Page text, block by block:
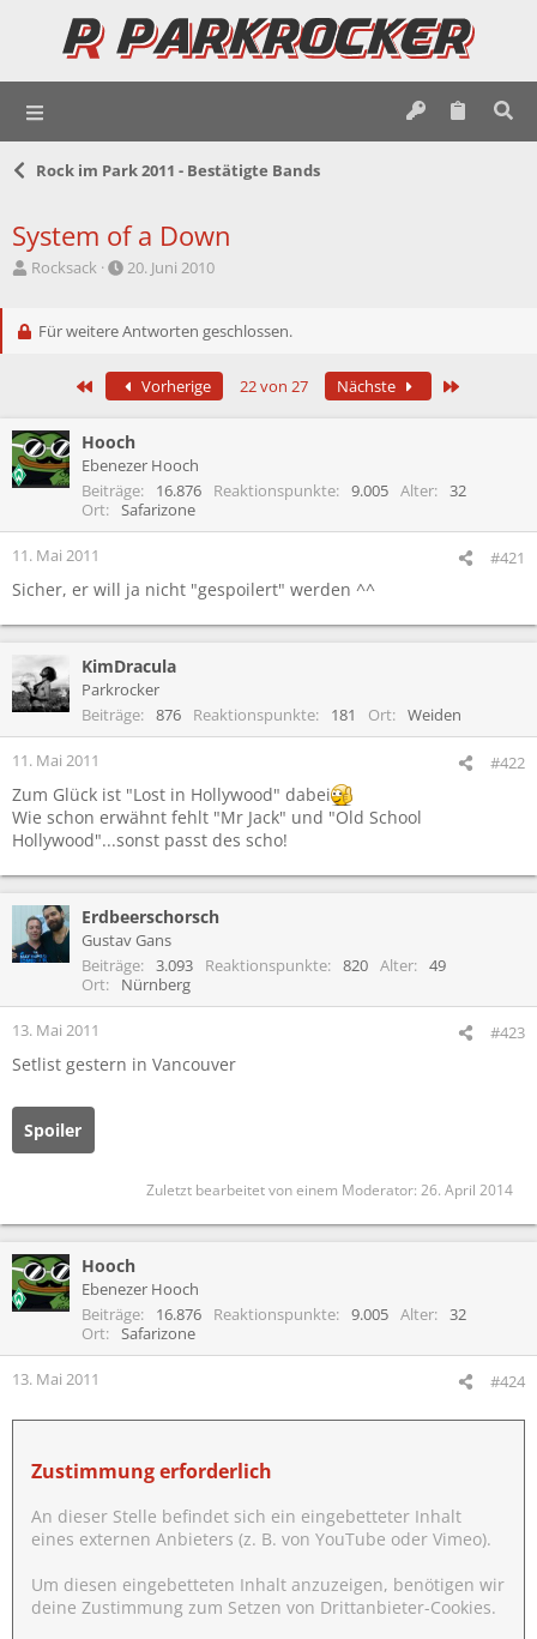
Rock im Park 2011 - Bestätigte Bands
System of a Down
E
t
r
Rocksack
E
t
l
l
a
m
20. Juni 2010
Für weitere Antworten geschlossen.
Erste Vorherige 22 von 27 Nächste
Hooch
Ebenezer Hooch
Beiträge
16.876 Reaktionspunkte 9.005 Alter
32
Ort
Safarizone
11. Mai 2011 #421
Sicher, er will ja nicht "gespoilert" werden ^^
KimDracula
Parkrocker
Beiträge
876 Reaktionspunkte 181 Ort Weiden
11. Mai 2011 #422
Zum Glück ist "Lost in Hollywood" dabei
Wie schon erwähnt fehlt "Mr Jack" und "Old School
Hollywood"...sonst passt des scho!
Erdbeerschorsch
Gustav Gans
Beiträge
3.093 Reaktionspunkte 820 Alter
49
Ort
Nürnberg
13. Mai 2011 #423
Setlist gestern in Vancouver
Spoiler
Zuletzt bearbeitet von einem Moderator: 26. April 2014
Hooch
Ebenezer Hooch
Beiträge
16.876 Reaktionspunkte 9.005 Alter
32
Ort
Safarizone
13. Mai 2011 #424
Zustimmung erforderlich
An dieser Stelle befindet sich ein eingebetteter Inhalt
eines externen Anbieters (z. B. von YouTube oder Vimeo).
Um diesen eingebetteten Inhalt anzuzeigen, benötigen wir
deine Zustimmung zum Setzen von Drittanbieter-Cookies.